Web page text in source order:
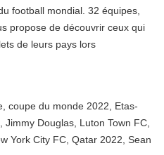
football mondial. 32 équipes,
propose de découvrir ceux qui
de leurs pays lors
coupe du monde 2022
Etas-
Jimmy Douglas Luton Town FC
York City FC Qatar 2022 Sean